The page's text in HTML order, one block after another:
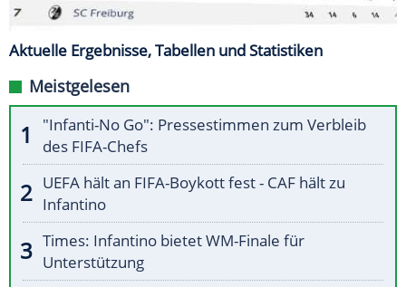
Aktuelle Ergebnisse, Tabellen und Statistiken
Meistgelesen
"Infanti-No Go": Pressestimmen zum Verbleib
des FIFA-Chefs
UEFA hält an FIFA-Boykott fest - CAF hält zu
Infantino
Times: Infantino bietet WM-Finale für
Unterstützung